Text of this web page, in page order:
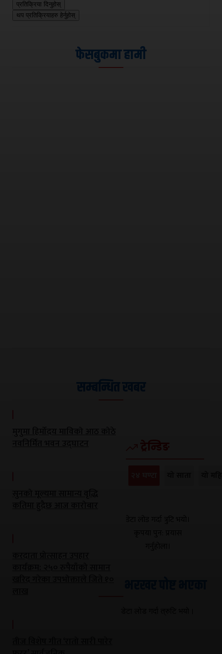
प्रतिक्रिया दिनुहोस्
थप प्रतिक्रियाहरु हेर्नुहोस्
फेसबुकमा हामी
सम्बन्धित खबर